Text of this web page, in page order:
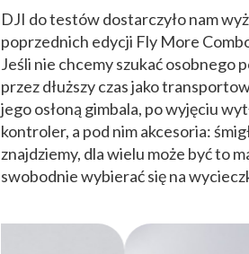
DJI do testów dostarczyło nam
poprzednich edycji Fly More
Jeśli nie chcemy szukać osobnego
przez dłuższy czas jako
jego osłoną gimbala, po wyjęciu
kontroler, a pod nim akcesoria:
znajdziemy, dla wielu może być to
swobodnie wybierać się na